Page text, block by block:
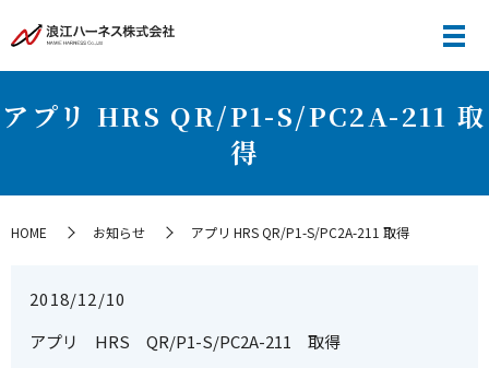
アプリ HRS QR/P1-S/PC2A-211 取
得
HOME お知らせ アプリ HRS QR/P1-S/PC2A-211 取得
2018/12/10
アプリ HRS QR/P1-S/PC2A-211 取得